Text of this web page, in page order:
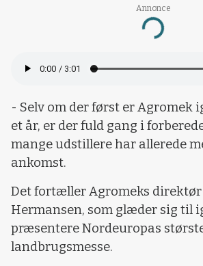
Annonce
Loading...
- Selv om der først er Agromek
et år, er der fuld gang i
mange udstillere har allerede
ankomst.
Det fortæller Agromeks direktør
Hermansen, som glæder sig til
præsentere Nordeuropas
landbrugsmesse.